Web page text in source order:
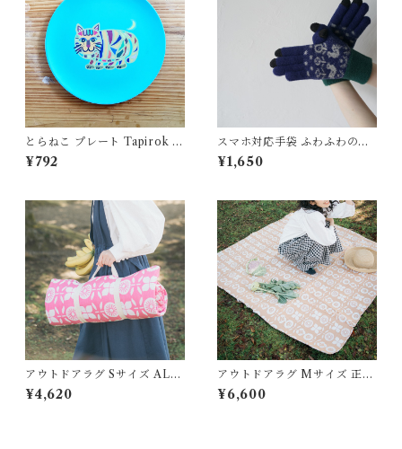
とらねこ プレート Tapirok O
KUYAMA YU タピロク 奥山
優 環境にやさしいエコ素材 バ
¥792
スマホ対応手袋 ふわふわの肌
触り 小鳥 ALCEDO
¥1,650
アウトドアラグ Sサイズ ALC
EDO
¥4,620
アウトドアラグ Mサイズ 正方
形 花壇にならんだお花 ALCE
DO
¥6,600